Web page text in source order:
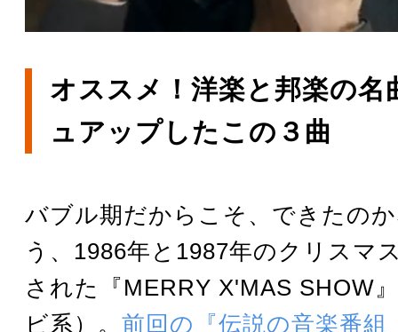
オススメ！洋楽と邦楽の名
ュアップしたこの３曲
バブル期だからこそ、できたの
う、1986年と1987年のクリスマ
された『MERRY X'MAS SHOW
ビ系）。 前回の『伝説の音楽番組